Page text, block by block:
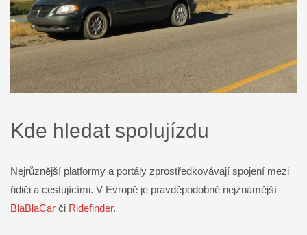
Kde hledat spolujízdu
Nejrůznější platformy a portály zprostředkovávají spojení mezi
řidiči a cestujícími. V Evropě je pravděpodobně nejznámější
BlaBlaCar či Ridefinder.